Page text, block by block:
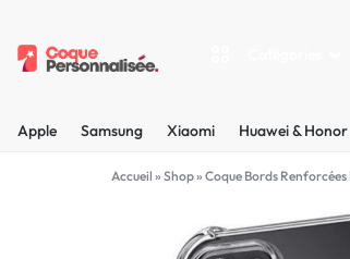
PLUS
BELLES
Samsung
Apple Samsung Xiaomi Huawei & Honor
Accueil » Shop» Coque Bords